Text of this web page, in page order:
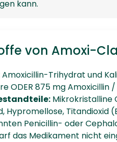
kann.
von Amoxi-
Amoxicillin-Trihydrat und
ODER 875 mg Amoxicillin
Mikrokristalline
Hypromellose, Titandioxid
Penicillin- oder
das Medikament nicht